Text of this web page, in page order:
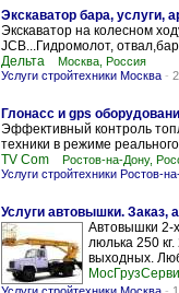
Экскаватор бара, услуги,
Экскаватор на колесном
JCB...Гидромолот,
Дельта
Москва, Россия
Услуги стройтехники Москва -
Глонасс и gps
Эффективный контроль
техники в режиме
TV Com
Ростов-на-Дону,
Услуги стройтехники Ростов-
Услуги автовышки. Заказ,
Автовышки 2-
люлька 250
выходных.